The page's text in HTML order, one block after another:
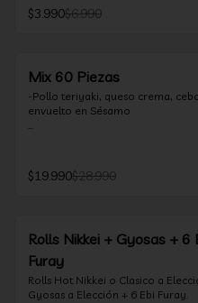
$3.990$6.990
Mix 60 Piezas
-Pollo teriyaki, queso crema,
envuelto en Sésamo
-Camarón furay, queso crema,
frito en tempura.
-Kanikama, queso crema,
nori (hosomaki)
$19.990$28.990
Rolls Nikkei + Gyosas + 6
Furay
Rolls Hot Nikkei o Clasico a
Gyosas a Elección + 6 Ebi Furay.